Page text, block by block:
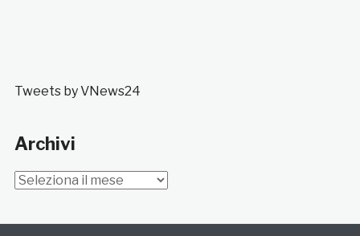
Tweets by VNews24
Archivi
Archivi